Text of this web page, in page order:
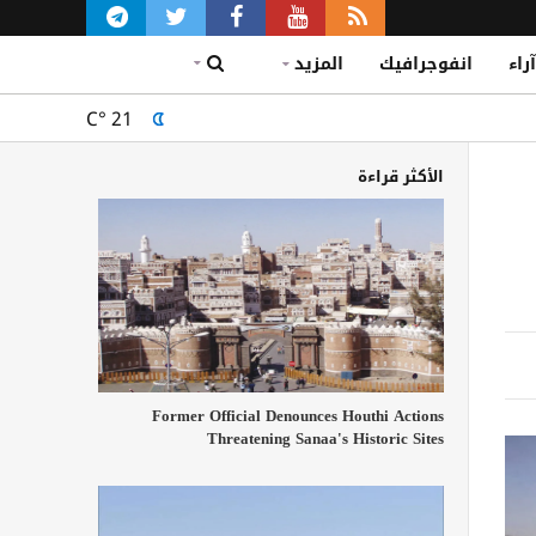
آراء انفوجرافيك المزيد
C° 21
الأكثر قراءة
Former Official Denounces Houthi Actions
Threatening Sanaa's Historic Sites